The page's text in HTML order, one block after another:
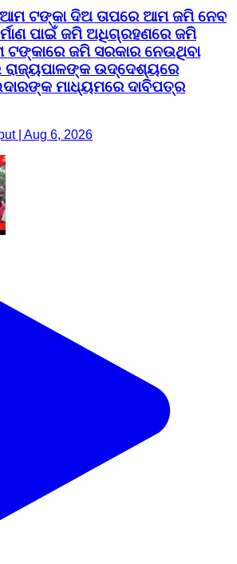
ଟଙ୍କା ଦିଅ ତାପରେ ଆମ ଜମି ନେବ
ପାଇଁ ଜମି ଅଧିଗ୍ରହଣରେ ଜମି
ଜମି ସରକାର ନେଉଥିବା
ଉଦ୍ଦେଶ୍ୟରେ
ମାଧ୍ୟମରେ ଦାବିପତ୍ର
| Aug 6, 2026